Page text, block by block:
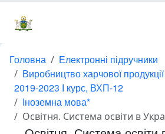
Головна
Електронні підручники
Виробництво харчової продукції
2019-2023 І курс, ВХП-12
Іноземна мова*
Освітня. Система освіти в Україні та за кордоном.